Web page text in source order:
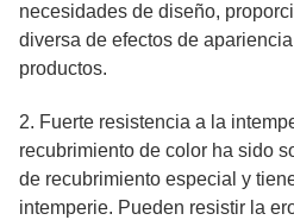
necesidades de diseño,
diversa de efectos de
productos.
2. Fuerte resistencia a la
recubrimiento de color ha sido
de recubrimiento especial y
intemperie. Pueden resistir la